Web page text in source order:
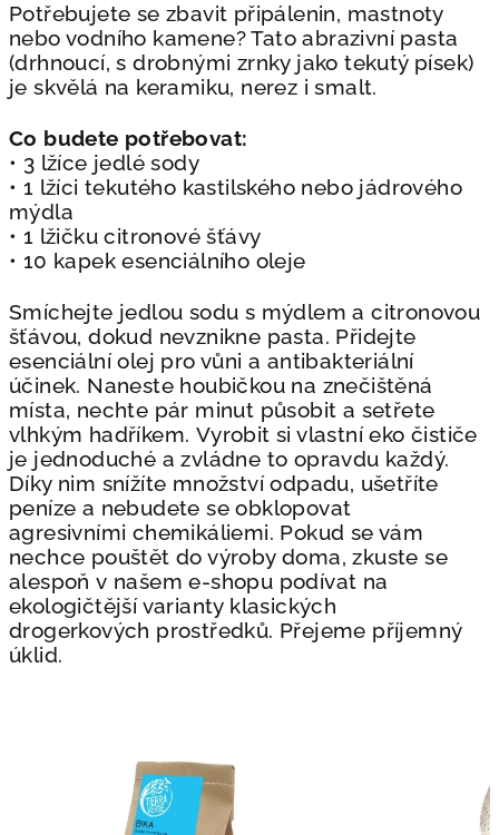
Potřebujete se zbavit připálenin, mastnoty
nebo vodního kamene? Tato abrazivní pasta
(drhnoucí, s drobnými zrnky jako tekutý písek)
je skvělá na keramiku, nerez ismalt.
Co budete potřebovat:
• 3 lžíce jedlé sody
• 1 lžíci tekutého kastilského nebo jádrového
mýdla
• 1 lžičku citronové šťávy
• 10 kapek esenciálního oleje
Smíchejte jedlou sodu s mýdlem a citronovou
šťávou, dokud nevznikne pasta. Přidejte
esenciální olej pro vůni a antibakteriální
účinek. Naneste houbičkou na znečištěná
místa, nechte pár minut působit a setřete
vlhkým hadříkem. Vyrobit si vlastní eko čističe
je jednoduché a zvládne to opravdu každý.
Díky nim snížíte množství odpadu, ušetříte
peníze a nebudete se obklopovat
agresivními chemikáliemi. Pokud se vám
nechce pouštět do výroby doma, zkuste se
alespoňv našem e-shopu podívat na
ekologičtější varianty klasických
drogerkových prostředků. Přejeme příjemný
úklid.